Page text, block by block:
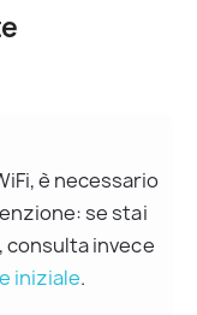
è necessario
se stai
consulta invece
iniziale.